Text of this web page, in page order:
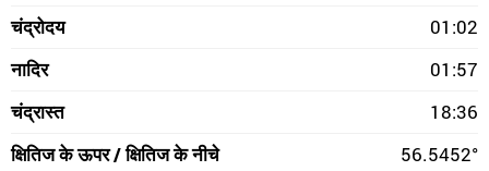
चंद्रोदय
01:02
नादिर
01:57
चंद्रास्त
18:36
क्षितिज के ऊपर / क्षितिज के नीचे
56.5452°